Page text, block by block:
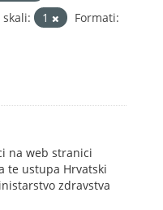
1
Formati:
na web stranici
te ustupa Hrvatski
zdravstva